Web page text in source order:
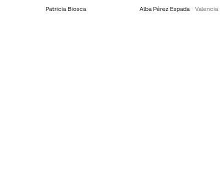
Patricia Biosca Alba Pérez Espada Valencia